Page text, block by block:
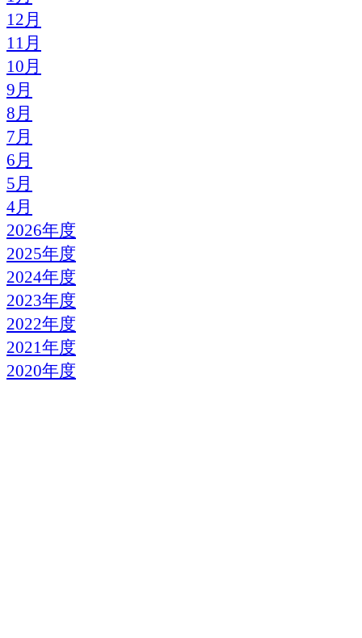
12月
11月
10月
9月
8月
7月
6月
5月
4月
2026年度
2025年度
2024年度
2023年度
2022年度
2021年度
2020年度